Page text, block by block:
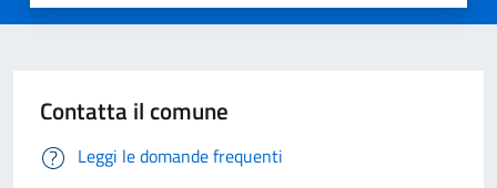
Contatta il comune
Leggi le domande frequenti